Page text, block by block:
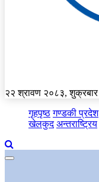
२२ श्रावण २०८३, शुक्रबार
गृहपृष्ठ गण्डकी प्रदेश
खेलकुद अन्तराष्ट्रिय